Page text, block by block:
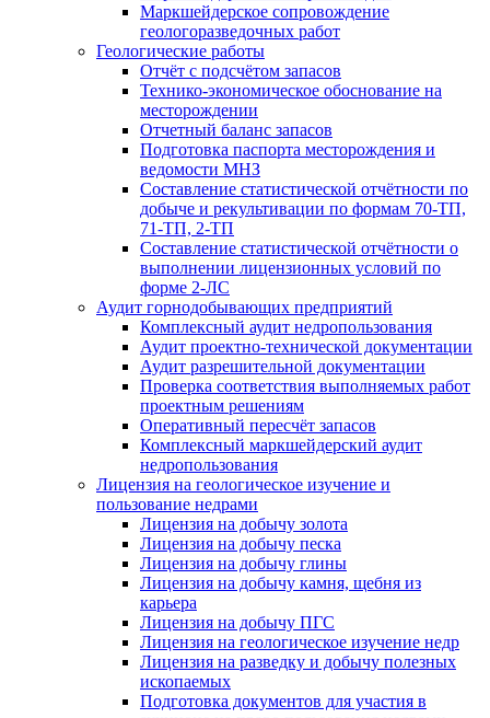
Маркшейдерское сопровождение
геологоразведочных работ
Геологические работы
Отчёт с подсчётом запасов
Технико-экономическое обоснование на
месторождении
Отчетный баланс запасов
Подготовка паспорта месторождения и
ведомости МНЗ
Составление статистической отчётности по
добыче и рекультивации по формам 70-ТП,
71-ТП, 2-ТП
Составление статистической отчётности о
выполнении лицензионных условий по
форме 2-ЛС
Аудит горнодобывающих предприятий
Комплексный аудит недропользования
Аудит проектно-технической документации
Аудит разрешительной документации
Проверка соответствия выполняемых работ
проектным решениям
Оперативный пересчёт запасов
Комплексный маркшейдерский аудит
недропользования
Лицензия на геологическое изучение и
пользование недрами
Лицензия на добычу золота
Лицензия на добычу песка
Лицензия на добычу глины
Лицензия на добычу камня, щебня из
карьера
Лицензия на добычу ПГС
Лицензия на геологическое изучение недр
Лицензия на разведку и добычу полезных
ископаемых
Подготовка документов для участия в